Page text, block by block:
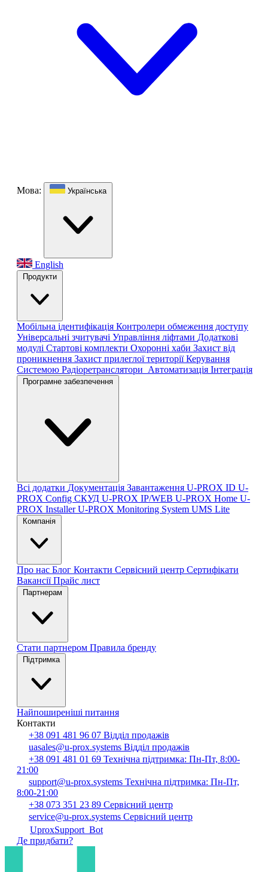
Мова: Українська
English
Продукти
Мобільна ідентифікація Контролери обмеження доступу
Універсальні зчитувачі Управління ліфтами Додаткові
модулі Стартові комплекти Охоронні хаби Захист від
проникнення Захист прилеглої територіїКерування
Системою Радіоретранслятори Автоматизація Інтеграція
Програмне забезпечення
Всі додатки Документація Завантаження U-PROX ID U-
PROX Config СКУД U-PROX IP/WEB U-PROX Home U-
PROX InstallerU-PROX Monitoring System UMS Lite
Компанія
Про нас Блог Контакти Сервісний центр Сертифікати
ВакансіїПрайс лист
Партнерам
Стати партнером Правила бренду
Підтримка
Найпоширеніші питання
Контакти
+38 091 481 96 07 Відділ продажів
uasales@u-prox.systems Відділ продажів
+38 091 481 01 69 Технічна підтримка: Пн-Пт, 8:00-
21:00
support@u-prox.systems Технічна підтримка: Пн-Пт,
8:00-21:00
+38 073 351 23 89 Сервісний центр
service@u-prox.systems Сервісний центр
UproxSupport_Bot
Де придбати?